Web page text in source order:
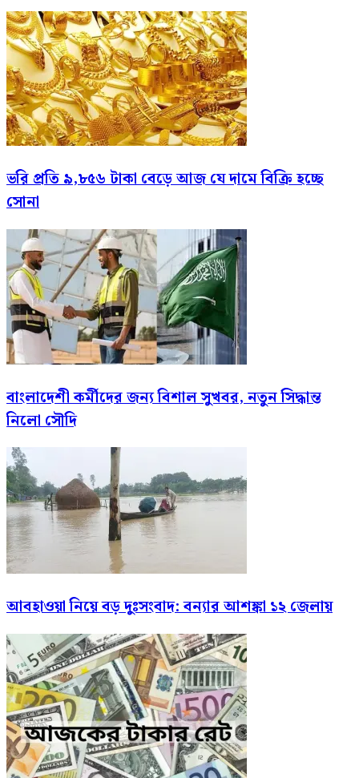
ভরি প্রতি ৯,৮৫৬ টাকা বেড়ে আজ যে দামে বিক্রি হচ্ছে
সোনা
বাংলাদেশী কর্মীদের জন্য বিশাল সুখবর, নতুন সিদ্ধান্ত
নিলো সৌদি
আবহাওয়া নিয়ে বড় দুঃসংবাদ: বন্যার আশঙ্কা ১২ জেলায়